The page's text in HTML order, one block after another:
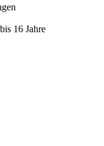
16 Jahre